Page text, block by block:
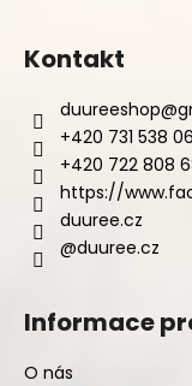
Kontakt
duureeshop@
+420 731 538
+420 722 808
https://
duuree.cz
@duuree.cz
Informace
O nás